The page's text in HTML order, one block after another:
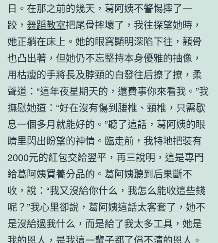
日。在那之前的幾天，葛阿姨不警惕摔了一
跤， 舞蹈教室把尾骨摔壞了，我往探望她時，
她正躺在床上。她的眼窩顯明深陷下往，顴骨
也凸出著，但她仍不忘堅持本身優雅的抽像，
用枯瘦的手將長及脖頸的白發往后撩了撩，柔
聲道：“這年夜星期天的，還費事你來看我。”我
撫慰她道：“好在沒有傷到腰椎、頸椎，只需歇
息一個多月就能好的。”聽了這話，葛阿姨的眼
睛里閃出盼望的神情。臨走前，我特地把裝有
2000元的紅包交給翌平，再三說明，這是專門
給葛阿姨買養分品的。葛阿姨聽到后果斷不
收，說：“我又沒給你什么，我怎么能收這些錢
呢？”我心里卻說，葛阿姨這話太客套了，她不
是沒給過我什么，而是給了我太多工具，她是
我的恩人，是我這一輩子都了償不清的恩人。